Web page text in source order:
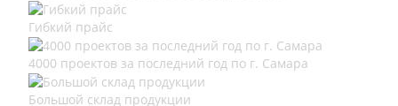
Гибкий прайс
4000 проектов за последний год по г. Самара
Большой склад продукции